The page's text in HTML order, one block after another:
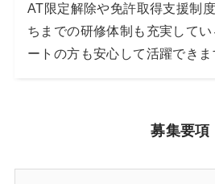
AT限定解除や免許取得支援制
ちまでの研修体制も充実して
ートの方も安心して活躍できま
募集要項